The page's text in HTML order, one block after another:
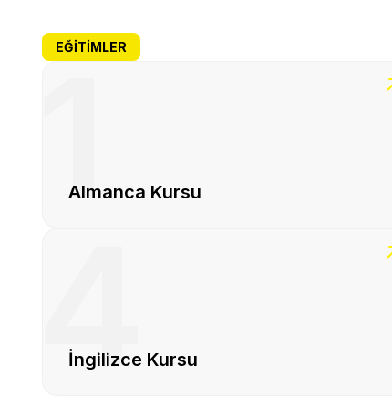
EĞITIMLER
Almanca Kursu
1
İngilizce Kursu
4